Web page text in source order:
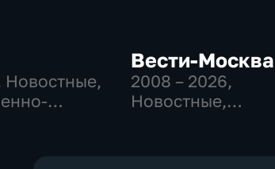
Новостные,
Вести-Москва
2008 – 2026,
Новостные,